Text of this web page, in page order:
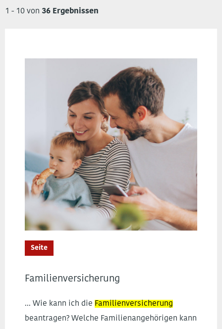
1 - 10 von 36 Ergebnissen
Seite
Familienversicherung
... Wie kann ich die Familienversicherung
beantragen? Welche Familienangehörigen kann